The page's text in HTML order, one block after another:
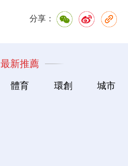
分享：
最新推薦
體育 環創 城市